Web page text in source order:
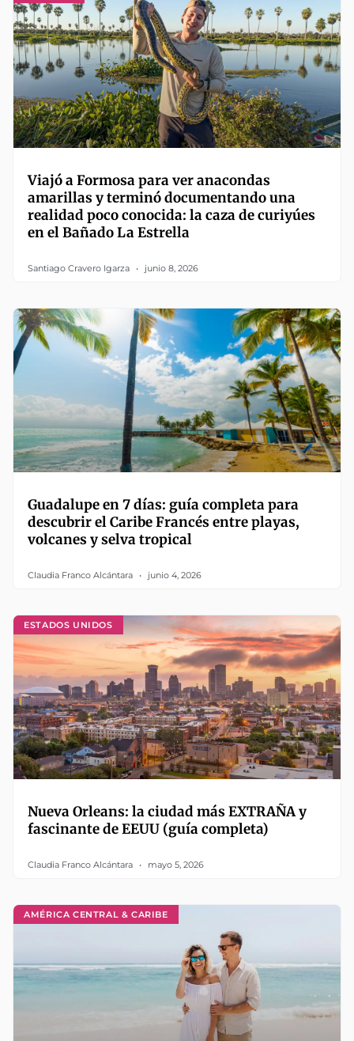
Viajó a Formosa para ver anacondas
amarillas y terminó documentando una
realidad poco conocida: la caza de curiyúes
en el Bañado La Estrella
Santiago Cravero Igarza junio 8, 2026
Guadalupe en 7 días: guía completa para
descubrir el Caribe Francés entre playas,
volcanes y selva tropical
Claudia Franco Alcántara junio 4, 2026
ESTADOS UNIDOS
Nueva Orleans: la ciudad más EXTRAÑA y
fascinante de EEUU (guía completa)
Claudia Franco Alcántara mayo 5, 2026
AMÉRICA CENTRAL & CARIBE